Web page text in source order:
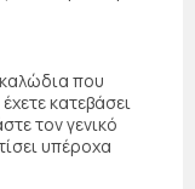
που
κατεβάσει
τον γενικό
υπέροχα